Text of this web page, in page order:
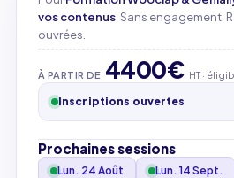
vos contenus . Sans engagement.
ouvrées.
À PARTIR DE 4400€ HT ·
Inscriptions ouvertes
Prochaines sessions
Lun. 24 Août Lun. 14 Sept.